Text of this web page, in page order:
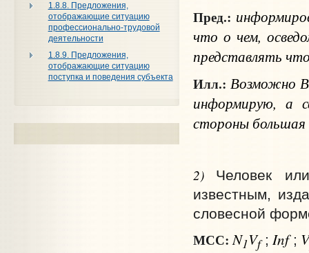
1.8.8. Предложения,
отображающие ситуацию
профессионально-трудовой
деятельности
1.8.9. Предложения,
отображающие ситуацию
поступка и поведения субъекта
Пред.:
что о чем,
представлять
Илл.: Возможно
информирую, а
стороны
2) Человек
известным,
словесной
МСС: N1Vf; Inf; V